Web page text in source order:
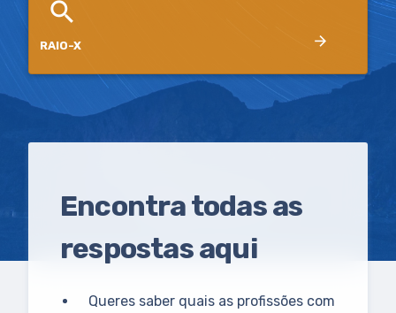
search
RAIO-X arrow_forward
Encontra todas as
respostas aqui
Queres saber quais as profissões com